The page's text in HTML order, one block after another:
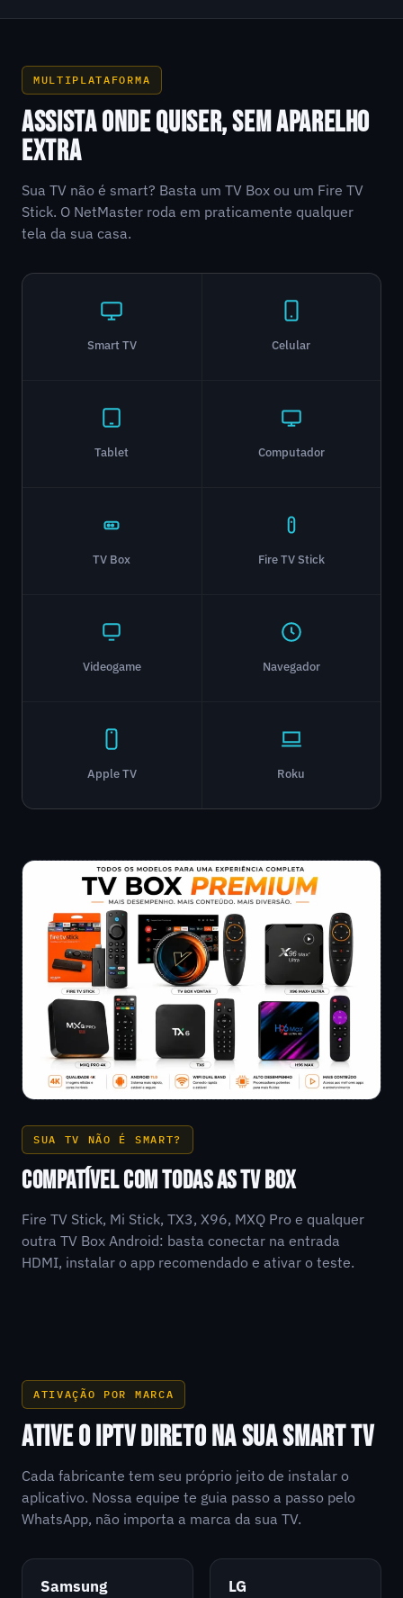
MULTIPLATAFORMA
ASSISTA ONDE QUISER, SEM APARELHO
EXTRA
Sua TV não é smart? Basta um TV Box ou um Fire TV
Stick. O NetMaster roda em praticamente qualquer
tela da sua casa.
Smart TV Celular
Tablet Computador
TV Box Fire TV Stick
Videogame Navegador
Apple TV Roku
SUA TV NÃO É SMART?
COMPATÍVEL COM TODAS AS TV BOX
Fire TV Stick, Mi Stick, TX3, X96, MXQ Pro e qualquer
outra TV Box Android: basta conectar na entrada
HDMI, instalar o app recomendado e ativar o teste.
ATIVAÇÃO POR MARCA
ATIVE O IPTV DIRETO NA SUA SMART TV
Cada fabricante tem seu próprio jeito de instalar o
aplicativo. Nossa equipe te guia passo a passo pelo
WhatsApp, não importa a marca da sua TV.
Samsung LG